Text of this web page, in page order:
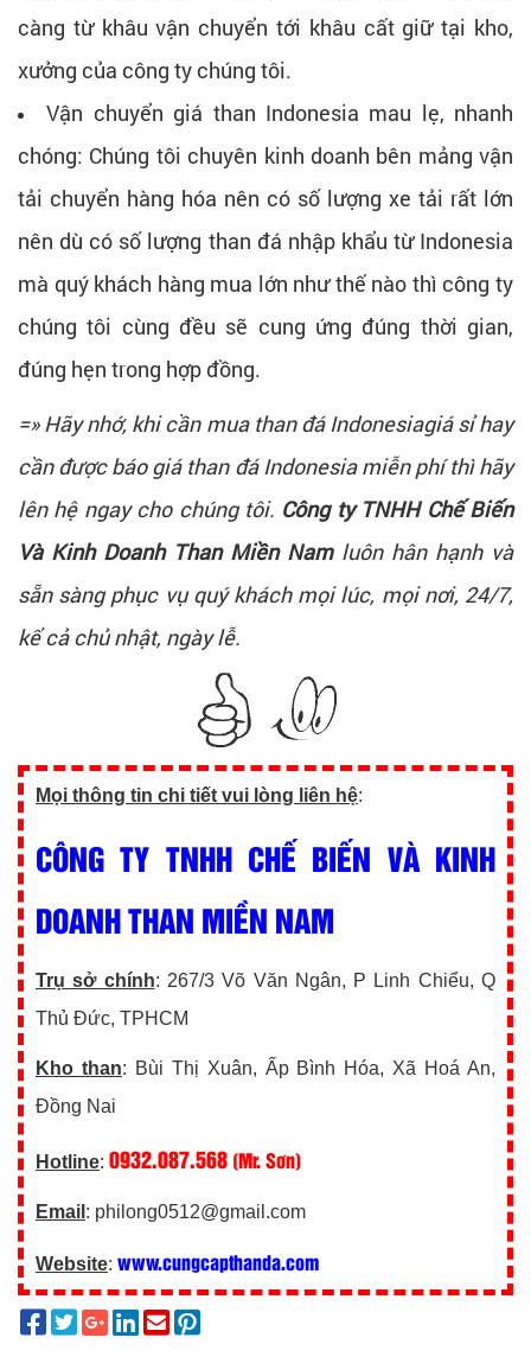
càng từ khâu vận chuyển tới khâu cất giữ tại kho,
xưởng của công ty chúng tôi.
Vận chuyển giá than Indonesia mau lẹ, nhanh
chóng: Chúng tôi chuyên kinh doanh bên mảng vận
tải chuyển hàng hóa nên có số lượng xe tải rất lớn
nên dù có số lượng than đá nhập khẩu từ Indonesia
mà quý khách hàng mua lớn như thế nào thì công ty
chúng tôi cùng đều sẽ cung ứng đúng thời gian,
đúng hẹn trong hợp đồng.
=» Hãy nhớ, khi cần mua than đá Indonesiagiá sỉ hay
cần được báo giá than đá Indonesia miễn phí thì hãy
lên hệ ngay cho chúng tôi. Công ty TNHH Chế Biến
Và Kinh Doanh Than Miền Namluôn hân hạnh và
sẵn sàng phục vụ quý khách mọi lúc, mọi nơi, 24/7,
kể cả chủ nhật, ngày lễ.
Mọi thông tin chi tiết vui lòng liên hệ:
CÔNG TY TNHH CHẾ BIẾN VÀ KINH
DOANH THAN MIỀN NAM
Trụ sở chính: 267/3 Võ Văn Ngân, P Linh Chiểu, Q
Thủ Đức, TPHCM
Kho than: Bùi Thị Xuân, Ấp Bình Hóa, Xã Hoá An,
Đồng Nai
Hotline: 0932.087.568 (Mr. Sơn)
Email : philong0512@gmail.com
Website: www.cungcapthanda.com